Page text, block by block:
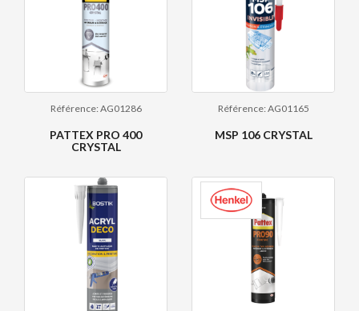
Référence: AG01286
PATTEX PRO 400
CRYSTAL
Référence: AG01165
MSP 106 CRYSTAL